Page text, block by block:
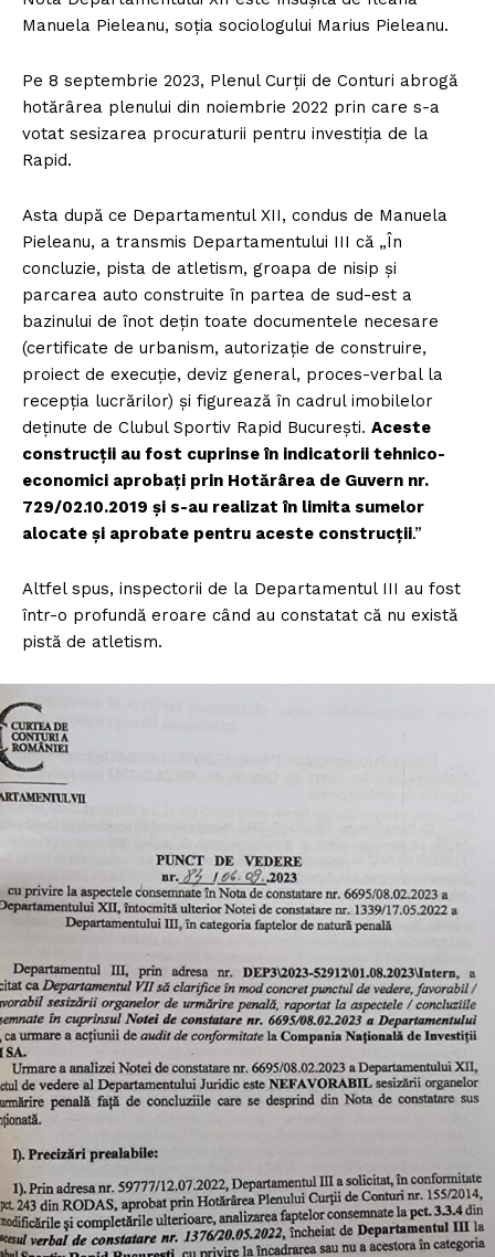
FREEDOM HOUSE ROMÂNIA
PRESShub
Proiecte editoriale
Rețea
Contact
Manuela Pieleanu, soția sociologului Marius Pieleanu.
Pe 8 septembrie 2023, Plenul Curții de Conturi abrogă
hotărârea plenului din noiembrie 2022 prin care s-a
votat sesizarea procuraturii pentru investiția de la
Rapid.
Asta după ce Departamentul XII, condus de Manuela
Pieleanu, a transmis Departamentului III că „În
concluzie, pista de atletism, groapa de nisip și
parcarea auto construite în partea de sud-est a
bazinului de înot dețin toate documentele necesare
(certificate de urbanism, autorizație de construire,
proiect de execuție, deviz general, proces-verbal la
recepția lucrărilor) și figurează în cadrul imobilelor
deținute de Clubul Sportiv Rapid București. Aceste
construcții au fost cuprinse în indicatorii tehnico-
economici aprobați prin Hotărârea de Guvern nr.
729/02.10.2019 și s-au realizat în limita sumelor
alocate și aprobate pentru aceste construcții.”
Altfel spus, inspectorii de la Departamentul III au fost
într-o profundă eroare când au constatat că nu există
pistă de atletism.